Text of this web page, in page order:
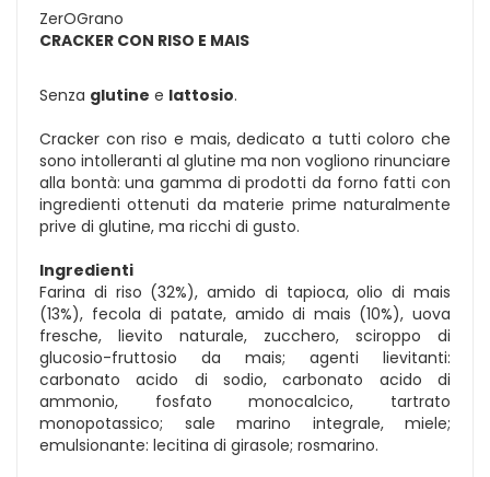
ZerOGrano
CRACKER CON RISO E MAIS
Senza glutine e lattosio.
Cracker con riso e mais, dedicato a tutti coloro che
sono intolleranti al glutine ma non vogliono rinunciare
alla bontà: una gamma di prodotti da forno fatti con
ingredienti ottenuti da materie prime naturalmente
prive di glutine, ma ricchi di gusto.
Ingredienti
Farina di riso (32%), amido di tapioca, olio di mais
(13%), fecola di patate, amido di mais (10%), uova
fresche, lievito naturale, zucchero, sciroppo di
glucosio-fruttosio da mais; agenti lievitanti:
carbonato acido di sodio, carbonato acido di
ammonio, fosfato monocalcico, tartrato
monopotassico; sale marino integrale, miele;
emulsionante: lecitina di girasole; rosmarino.